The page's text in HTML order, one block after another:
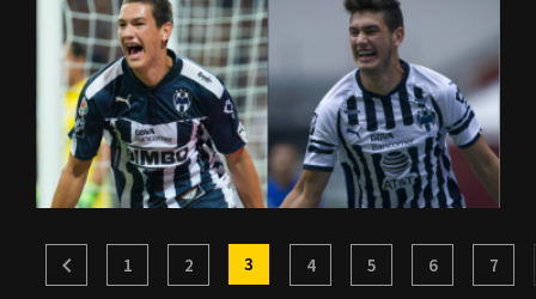
1 2 3 4 5 6 7